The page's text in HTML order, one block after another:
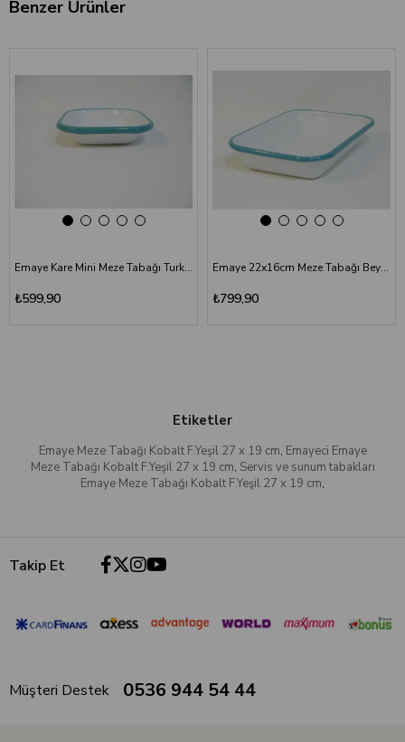
Benzer Ürünler
Emaye Kare Mini Meze Tabağı Turkuaz 11 cm
₺599,90
Emaye 22x16cm Meze Tabağı Beyaz - Kordon Turkuaz
₺799,90
Etiketler
Emaye Meze Tabağı Kobalt F.Yeşil 27 x 19 cm, Emayeci Emaye
Meze Tabağı Kobalt F.Yeşil 27 x 19 cm, Servis ve sunum tabakları
Emaye Meze Tabağı Kobalt F.Yeşil 27 x 19 cm,
Takip Et
Müşteri Destek 0536 944 54 44